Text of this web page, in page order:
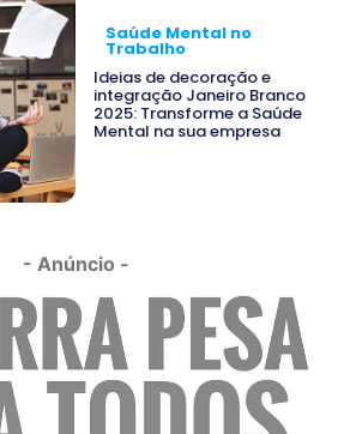
Saúde Mental no
Trabalho
Ideias de decoração e
integração Janeiro Branco
2025: Transforme a Saúde
Mental na sua empresa
- Anúncio -